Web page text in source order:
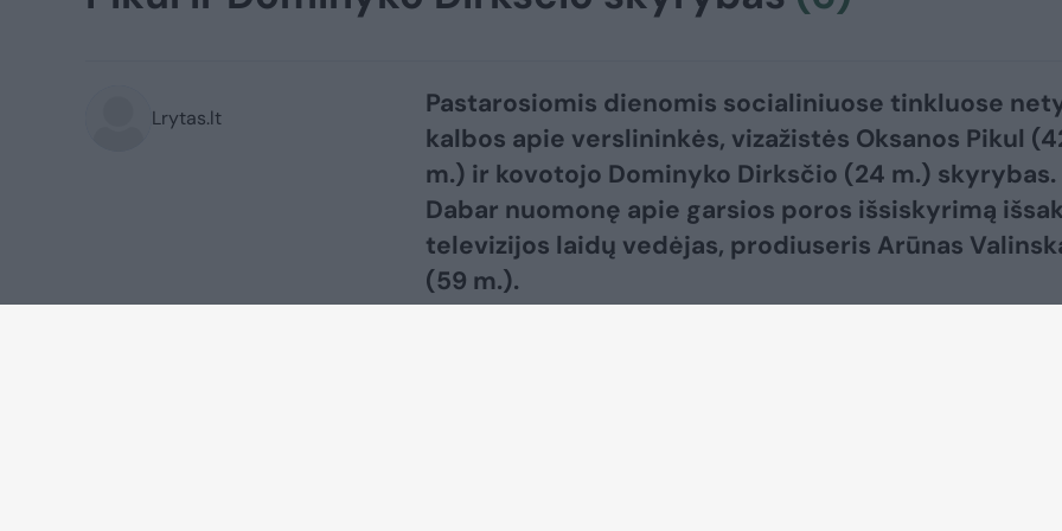
Lrytas.lt
Pastarosiomis dienomis socialiniuose tinkluose
kalbos apie verslininkės, vizažistės Oksanos Pikul
m.) ir kovotojo Dominyko Dirksčio (24 m.) skyrybas.
Dabar nuomonę apie garsios poros išsiskyrimą
televizijos laidų vedėjas, prodiuseris Arūnas
(59 m.).